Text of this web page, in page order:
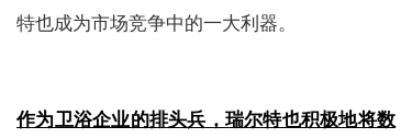
特也成为市场竞争中的一大利器。
作为卫浴企业的排头兵，瑞尔特也积极地将数